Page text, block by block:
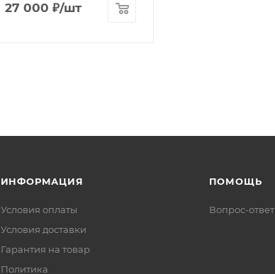
27 000 ₽/шт
ИНФОРМАЦИЯ
Условия оплаты
Условия доставки
Гарантия на товар
Политика
ПОМОЩЬ
Вопрос-ответ